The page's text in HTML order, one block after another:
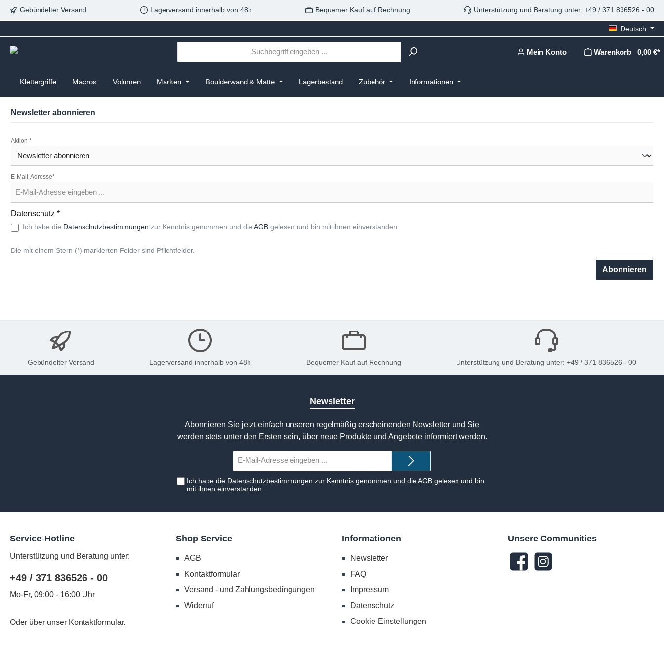
Gebündelter Versand Lagerversand innerhalb von 48h Bequemer Kauf auf Rechnung Unterstützung und Beratung unter: +49 / 371 836526 - 00
Deutsch
Mein Konto Warenkorb 0,00 €*
Klettergriffe Macros Volumen Marken Boulderwand & Matte Lagerbestand Zubehör Informationen
Newsletter abonnieren
Aktion *
E-Mail-Adresse*
Datenschutz *
Ich habe die Datenschutzbestimmungen zur Kenntnis genommen und die AGB gelesen und bin mit ihnen einverstanden.
Die mit einem Stern (*) markierten Felder sind Pflichtfelder.
Abonnieren
Gebündelter Versand Lagerversand innerhalb von 48h Bequemer Kauf auf Rechnung Unterstützung und Beratung unter: +49 / 371 836526 - 00
Newsletter
Abonnieren Sie jetzt einfach unseren regelmäßig erscheinenden Newsletter und Sie
werden stets unter den Ersten sein, über neue Produkte und Angebote informiert werden.
Mail-
Adresse*
Ich habe die Datenschutzbestimmungen zur Kenntnis genommen und dieAGB gelesen und bin
mit ihnen einverstanden.
Service-Hotline
Unterstützung und Beratung unter:
+49 / 371 836526 - 00
Mo-Fr, 09:00 - 16:00 Uhr
Oder über unser Kontaktformular.
Shop Service
AGB
Kontaktformular
Versand - und Zahlungsbedingungen
Widerruf
Informationen
Newsletter
FAQ
Impressum
Datenschutz
Cookie-Einstellungen
Unsere Communities